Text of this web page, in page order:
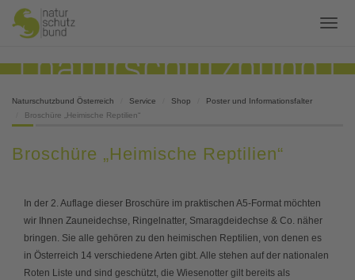
Naturschutzbund Österreich Service Shop
Poster und Informationsfalter
Broschüre „Heimische Reptilien“
Broschüre „Heimische Reptilien“
In der 2. Auflage dieser Broschüre im praktischen A5-Format möchten
wir Ihnen Zauneidechse, Ringelnatter, Smaragdeidechse & Co. näher
bringen. Sie alle gehören zu den heimischen Reptilien, von denen es
in Österreich 14 verschiedene Arten gibt. Alle stehen auf der nationalen
Roten Liste und sind geschützt, die Wiesenotter gilt bereits als